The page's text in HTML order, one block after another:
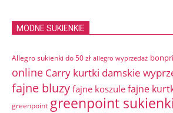
MODNE SUKIENKIE
Allegro sukienki do 50 zł allegro wyprzedaż
online Carry kurtki damskie
fajne bluzy fajne koszule fajne
greenpoint greenpoint sukienki